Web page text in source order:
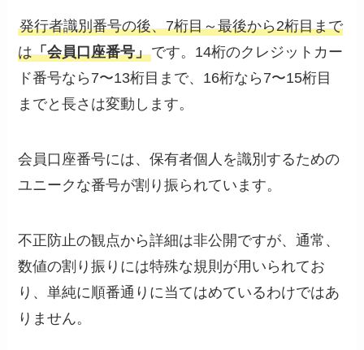
発行者識別番号の後、7桁目～最後から2桁目まで
は「会員口座番号」です。14桁のクレジットカー
ド番号なら7〜13桁目まで、16桁なら7〜15桁目
までと長さは変動します。
会員口座番号には、保有者個人を識別するための
ユニークな番号が割り振られています。
不正防止の観点から詳細は非公開ですが、通常、
数値の割り振りには特殊な規則が用いられてお
り、単純に順番通りに当てはめているわけではあ
りません。